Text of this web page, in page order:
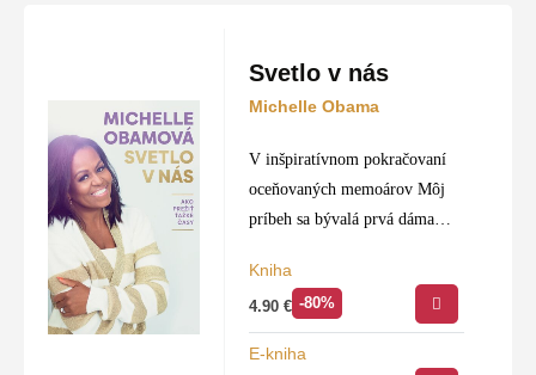
Svetlo v nás
Michelle Obama
V inšpiratívnom pokračovaní
oceňovaných memoárov Môj
príbeh sa bývalá prvá dáma
Obamová delí o praktické
postrehy a účinné stratégie, ako
si udržať nádej a rovnováhu
Kniha
4.90€ -80%
E-kniha